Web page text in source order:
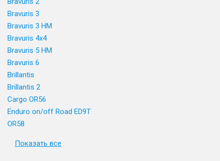
Bravuris 3
Bravuris 3 HM
Bravuris 4x4
Bravuris 5 HM
Bravuris 6
Brillantis
Brillantis 2
Cargo OR56
Enduro on/off Road ED9T
OR58
Показать все